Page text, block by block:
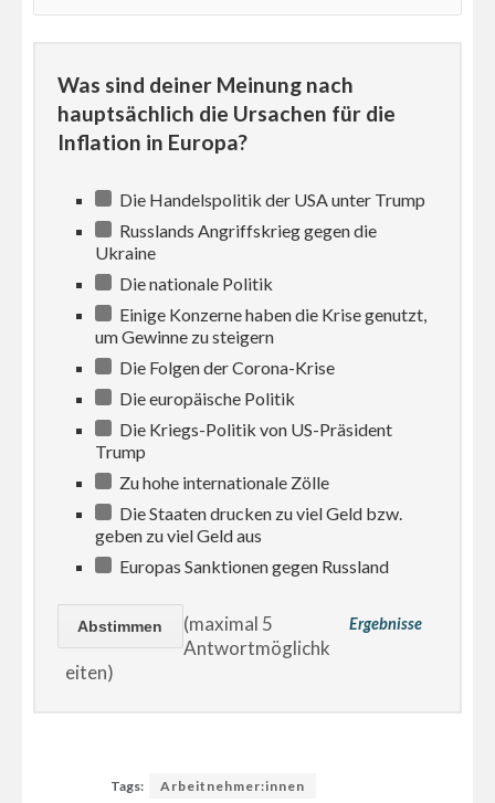
Was sind deiner Meinung nach
hauptsächlich die Ursachen für die
Inflation in Europa?
Die Handelspolitik der USA unter Trump
Russlands Angriffskrieg gegen die
Ukraine
Die nationale Politik
Einige Konzerne haben die Krise genutzt,
um Gewinne zu steigern
Die Folgen der Corona-Krise
Die europäische Politik
Die Kriegs-Politik von US-Präsident
Trump
Zu hohe internationale Zölle
Die Staaten drucken zu viel Geld bzw.
geben zu viel Geld aus
Europas Sanktionen gegen Russland
Ergebnisse
(maximal 5
Antwortmöglichk
eiten)
Tags: Arbeitnehmer:innen